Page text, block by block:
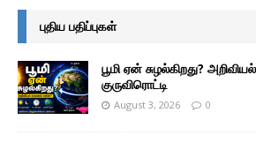
புதிய பதிப்புகள்
பூமி ஏன் சுழல்கிறது?
குருவிரொட்டி
August 3, 2026 0